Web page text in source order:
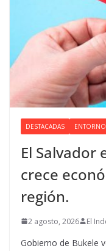
DESTACADAS ENTORNO
El Salvador
crece
región.
2 agosto, 2026 El
Gobierno de Bukele